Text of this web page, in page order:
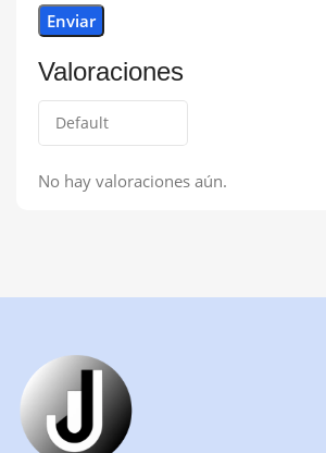
Valoraciones
No hay valoraciones aún.